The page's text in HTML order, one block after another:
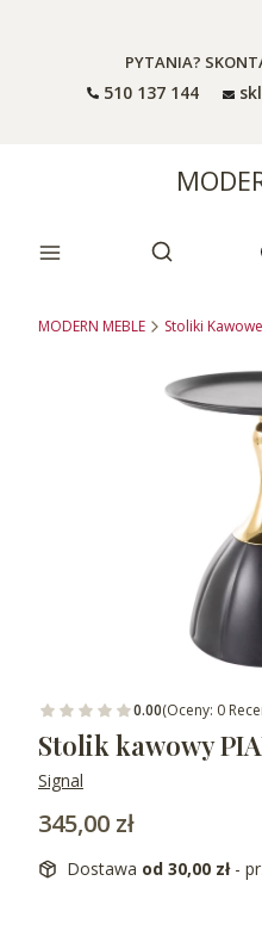
PYTANIA?
510 137 144
Otwórz
MODERN MEBLE Stoliki Kawowe
0.00(Oceny: 0
Stolik kawowy
Signal
Cena
345,00 zł
Dostawa od 30,00 zł -